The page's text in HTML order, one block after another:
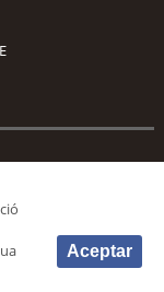
Síguenos
Aceptar